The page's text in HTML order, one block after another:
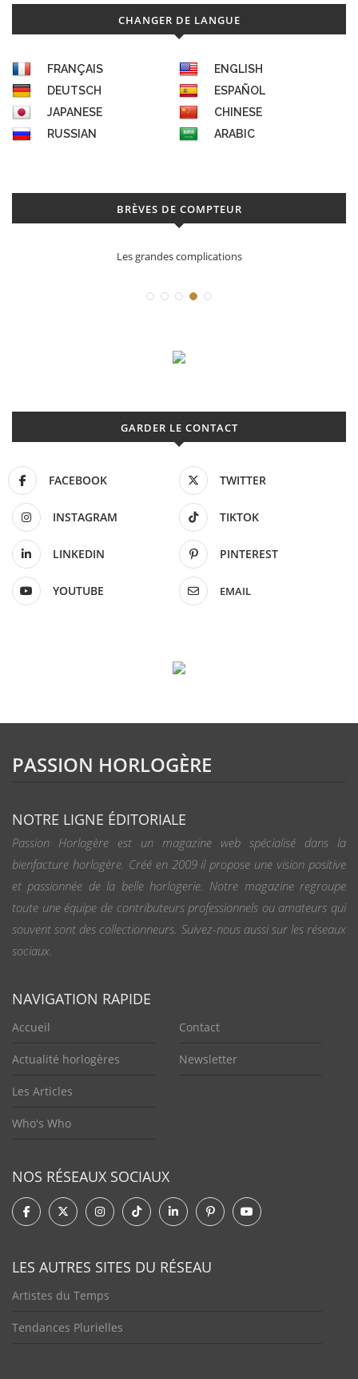
CHANGER DE LANGUE
FRANÇAIS
ENGLISH
DEUTSCH
ESPAÑOL
JAPANESE
CHINESE
RUSSIAN
ARABIC
BRÈVES DE COMPTEUR
Les grandes complications
GARDER LE CONTACT
FACEBOOK TWITTER
INSTAGRAM TIKTOK
LINKEDIN PINTEREST
YOUTUBE EMAIL
PASSION HORLOGÈRE
NOTRE LIGNE ÉDITORIALE
Passion Horlogère est un magazine web spécialisé dans la
bienfacture horlogère. Créé en 2009 il propose une vision positive
et passionnée de la belle horlogerie. Notre magazine regroupe
toute une équipe de contributeurs professionnels ou amateurs qui
souvent sont des collectionneurs. Suivez-nous aussi sur les réseaux
sociaux.
NAVIGATION RAPIDE
Accueil
Actualité horlogères
Les Articles
Who's Who
Contact
Newsletter
NOS RÉSEAUX SOCIAUX
LES AUTRES SITES DU RÉSEAU
Artistes du Temps
Tendances Plurielles